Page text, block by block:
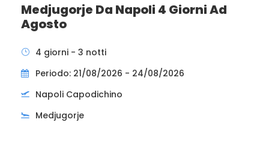
Medjugorje Da Napoli 4 Giorni Ad
Agosto
4 giorni - 3 notti
Periodo: 21/08/2026 - 24/08/2026
Napoli Capodichino
Medjugorje